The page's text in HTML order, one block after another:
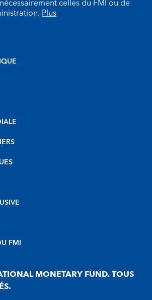
Plus
FMI
MONETARY FUND. TOUS